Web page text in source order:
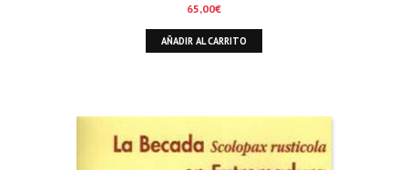
65,00€
AÑADIR AL CARRITO